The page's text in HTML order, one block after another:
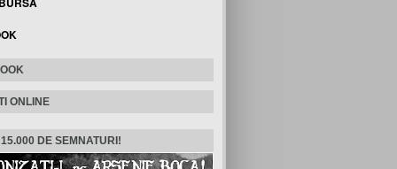
ONLINE
DE SEMNATURI!